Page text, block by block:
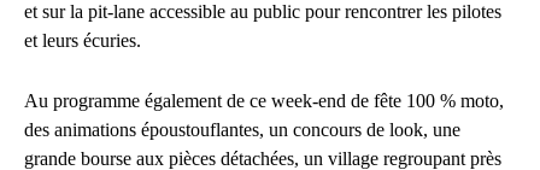
et sur la pit-lane accessible au public pour rencontrer les pilotes
et leurs écuries.
Au programme également de ce week-end de fête 100 % moto,
des animations époustouflantes, un concours de look, une
grande bourse aux pièces détachées, un village regroupant près